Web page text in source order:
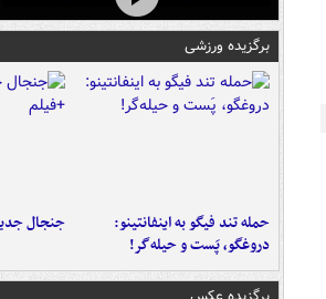
برگزیده ورزشی
حمله تند فیگو به اینفانتینو:
دروغگو، پَست‌ و حیله‌گر!
جنجال